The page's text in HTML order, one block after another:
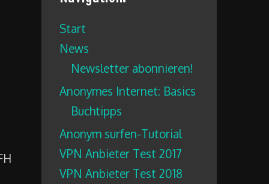
Start
News
Newsletter abonnieren!
Anonymes Internet: Basics
Buchtipps
Anonym surfen-Tutorial
VPN Anbieter Test 2017
VPN Anbieter Test 2018